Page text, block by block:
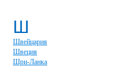
Ш
Швейцария
Швеция
Шри-Ланка